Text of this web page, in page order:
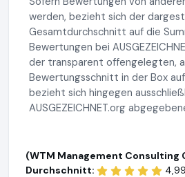
werden, bezieht sich der
Gesamtdurchschnitt auf die
Bewertungen bei
der transparent offengelegten,
Bewertungsschnitt in der Box
bezieht sich hingegen
AUSGEZEICHNET.org
(WTM Management Consulting
Durchschnitt: